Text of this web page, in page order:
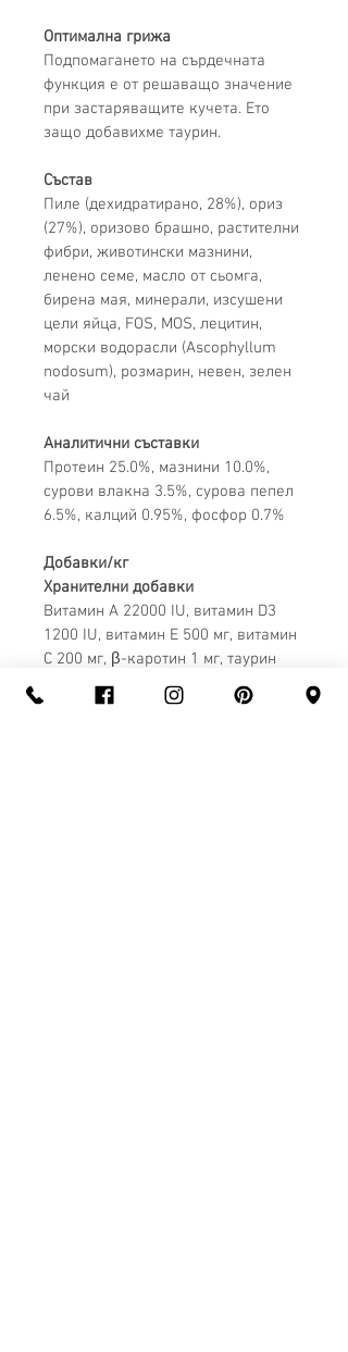
Оптимална грижа
Подпомагането на сърдечната
функция е от решаващо значение
при застаряващите кучета. Ето
защо добавихме таурин.
Състав
Пиле (дехидратирано, 28%), ориз
(27%), оризово брашно, растителни
фибри, животински мазнини,
ленено семе, масло от сьомга,
бирена мая, минерали, изсушени
цели яйца, FOS, MOS, лецитин,
морски водорасли (Ascophyllum
nodosum), розмарин, невен, зелен
чай
Аналитични съставки
Протеин 25.0%, мазнини 10.0%,
сурови влакна 3.5%, сурова пепел
6.5%, калций 0.95%, фосфор 0.7%
Добавки/кг
Хранителни добавки
Витамин А 22000 IU, витамин D3
1200 IU, витамин E 500 мг, витамин
С 200 мг, β-каротин 1 мг, таурин
1000 мг, глюкозамин 500 мг, E1
(желязо) 75 мг, E2 (йод) 3 мг, E4